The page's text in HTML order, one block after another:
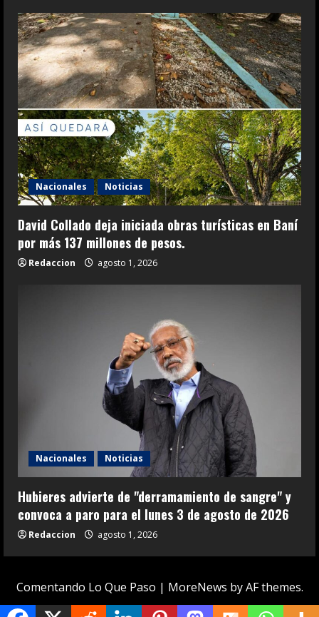
Nacionales Noticias
David Collado deja iniciada obras turísticas en Baní
por más 137 millones de pesos.
Redaccion agosto 1, 2026
Nacionales Noticias
Hubieres advierte de "derramamiento de sangre" y
convoca a paro para el lunes 3 de agosto de 2026
Redaccion agosto 1, 2026
Comentando Lo Que Paso | MoreNews by AF themes.